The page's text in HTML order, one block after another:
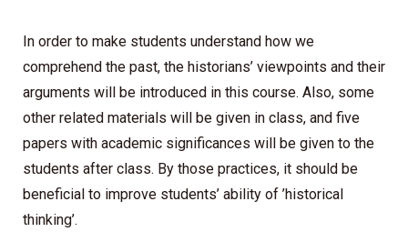
In order to make students understand how we
comprehend the past, the historians’ viewpoints and their
arguments will be introduced in this course. Also, some
other related materials will be given in class, and five
papers with academic significances will be given to the
students after class. By those practices, it should be
beneficial to improve students’ ability of ’historical
thinking’.